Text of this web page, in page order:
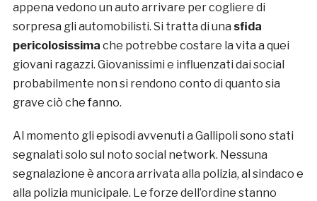
appena vedono un auto arrivare per cogliere di
sorpresa gli automobilisti. Si tratta di una sfida
pericolosissima che potrebbe costare la vita a quei
giovani ragazzi. Giovanissimi e influenzati dai social
probabilmente non si rendono conto di quanto sia
grave ciò che fanno.
Al momento gli episodi avvenuti a Gallipoli sono stati
segnalati solo sul noto social network. Nessuna
segnalazione è ancora arrivata alla polizia, al sindaco e
alla polizia municipale. Le forze dell’ordine stanno